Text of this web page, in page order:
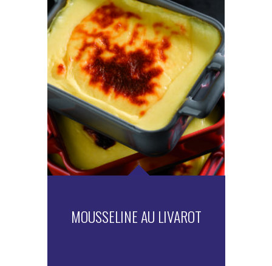
MOUSSELINE AU LIVAROT